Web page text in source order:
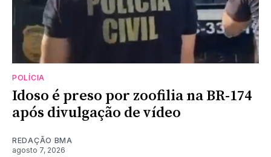
POLÍCIA
Idoso é preso por zoofilia na BR-174
após divulgação de vídeo
REDAÇÃO BMA
agosto 7, 2026